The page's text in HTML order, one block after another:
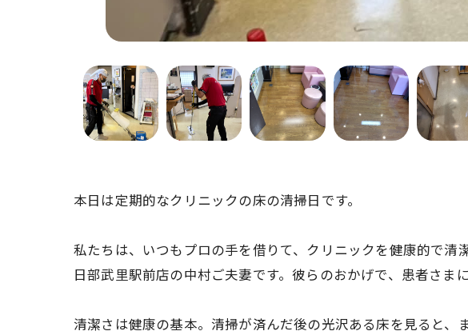
本日は定期的なクリニックの床の清掃日です。
私たちは、いつもプロの手を借りて、クリニックを健康的で
日部武里駅前店の中村ご夫妻です。彼らのおかげで、患者さま
清潔さは健康の基本。清掃が済んだ後の光沢ある床を見ると